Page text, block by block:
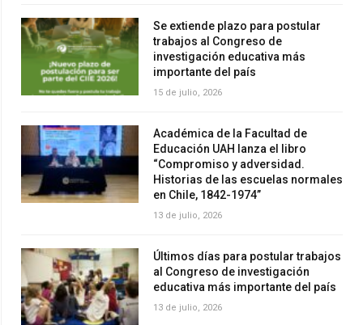
Se extiende plazo para postular
trabajos al Congreso de
investigación educativa más
importante del país
15 de julio, 2026
Académica de la Facultad de
Educación UAH lanza el libro
“Compromiso y adversidad.
Historias de las escuelas normales
en Chile, 1842-1974”
13 de julio, 2026
Últimos días para postular trabajos
al Congreso de investigación
educativa más importante del país
13 de julio, 2026